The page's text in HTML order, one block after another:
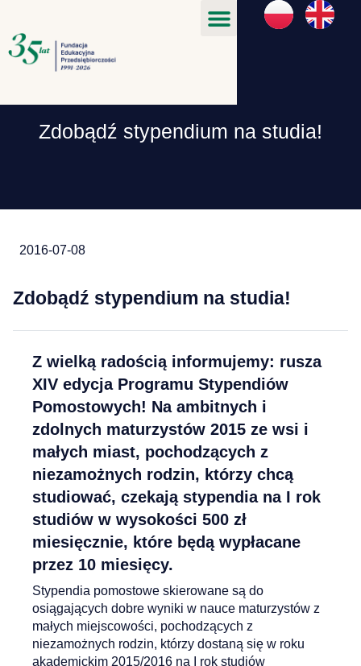
Zdobądź stypendium na studia!
2016-07-08
Zdobądź stypendium na studia!
Z wielką radością informujemy: rusza
XIV edycja Programu Stypendiów
Pomostowych! Na ambitnych i
zdolnych maturzystów 2015 ze wsi i
małych miast, pochodzących z
niezamożnych rodzin, którzy chcą
studiować, czekają stypendia na I rok
studiów w wysokości 500 zł
miesięcznie, które będą wypłacane
przez 10 miesięcy.
Stypendia pomostowe skierowane są do
osiągających dobre wyniki w nauce maturzystów z
małych miejscowości, pochodzących z
niezamożnych rodzin, którzy dostaną się w roku
akademickim 2015/2016 na I rok studiów